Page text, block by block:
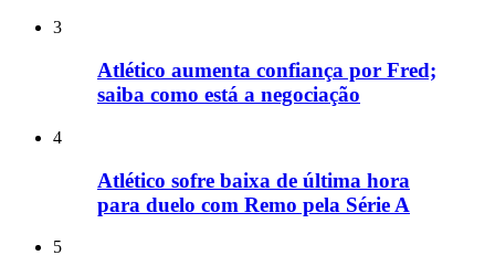
3
Atlético aumenta confiança por Fred;
saiba como está a negociação
4
Atlético sofre baixa de última hora
para duelo com Remo pela Série A
5